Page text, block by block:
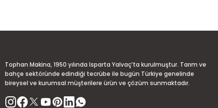
Bu ürüne benzer farklı alternatifler olmalı.
Tophan Makina, 1950 yılında Isparta Yalvaç’ta kurulmuştur. Tarım ve
bahçe sektöründe edindiği tecrübe ile bugün Türkiye genelinde
bireysel ve kurumsal müşterilere ürün ve çözüm sunmaktadır.